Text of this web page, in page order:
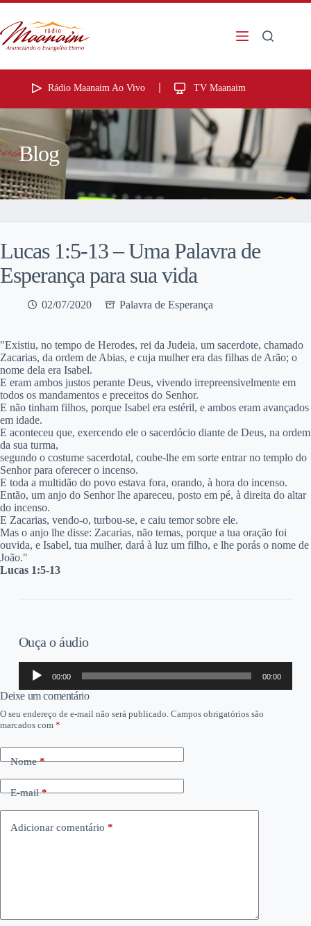
Rádio Maanaim Ao Vivo TV Maanaim
Blog
Lucas 1:5-13 – Uma Palavra de
Esperança para sua vida
02/07/2020 Palavra de Esperança
"Existiu, no tempo de Herodes, rei da Judeia, um sacerdote, chamado
Zacarias, da ordem de Abias, e cuja mulher era das filhas de Arão; o
nome dela era Isabel.
E eram ambos justos perante Deus, vivendo irrepreensivelmente em
todos os mandamentos e preceitos do Senhor.
E não tinham filhos, porque Isabel era estéril, e ambos eram avançados
em idade.
E aconteceu que, exercendo ele o sacerdócio diante de Deus, na ordem
da sua turma,
segundo o costume sacerdotal, coube-lhe em sorte entrar no templo do
Senhor para oferecer o incenso.
E toda a multidão do povo estava fora, orando, à hora do incenso.
Então, um anjo do Senhor lhe apareceu, posto em pé, à direita do altar
do incenso.
E Zacarias, vendo-o, turbou-se, e caiu temor sobre ele.
Mas o anjo lhe disse: Zacarias, não temas, porque a tua oração foi
ouvida, e Isabel, tua mulher, dará à luz um filho, e lhe porás o nome de
João."
Lucas 1:5-13​
Ouça o áudio
Tocador
áudio
00:00 00:00
Deixe um comentário
O seu endereço de e-mail não será publicado. Campos obrigatórios são
marcados com *
Nome*
E-mail*
Adicionar comentário *